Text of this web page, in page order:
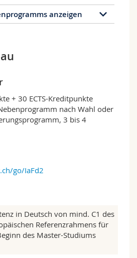
anzeigen
Teilgebiete von Deutsch als
als Zweitsprache
der Sprachlehr- und
vertraut gemacht und
Zielen und Methoden der
Kompetenzen auseinander;
sich mit der Frage, was
ausmacht. Dabei stehen
und
Fragen im Fokus,
Funktionen und
des Testens und Prüfens von
sich für ein didaktisches
Profil oder für
+ 30 ECTS-Kreditpunkte
nach Wahl oder
3 bis 4
go/IaFd2
in Deutsch von mind. C1 des
Referenzrahmens für
des Master-Studiums